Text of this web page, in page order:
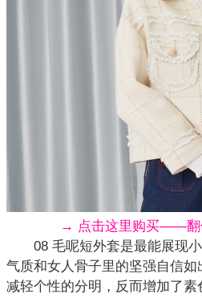
→ 点击这里购买——翻
08 毛呢短外套是最能展现小
气质和女人骨子里的坚强自信
减轻个性的分明，反而增加了